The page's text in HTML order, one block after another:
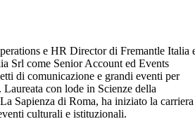
e HR Director di Fremantle Italia
Srl come Senior Account ed Events
di comunicazione e grandi eventi per
con lode in Scienze della
Sapienza di Roma, ha iniziato la carriera
culturali e istituzionali.